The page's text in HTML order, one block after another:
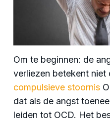
Om te beginnen: de
verliezen betekent niet
compulsieve stoornis
dat als de angst
leiden tot OCD. Het